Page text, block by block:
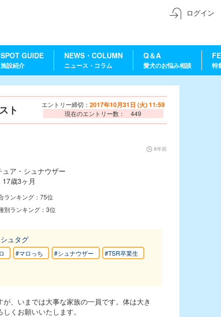
ログイン
SPOT GUIDE
施設紹介
NEWS・COLUMN
ニュース・コラム
Q＆A
愛犬のお悩み相談 特
ト エントリー締切： 2017年10月31日 (火) 11:59
現在のエントリー数： 449
8年前
ュア・シュナウザー
歳3ヶ月
ランキング：75位
別ランキング：3位
ュタグ
#マロっち #シュナウザー #TSR卒業生
、いまでは大事な家族の一員です。体は大き
くお願いいたします。